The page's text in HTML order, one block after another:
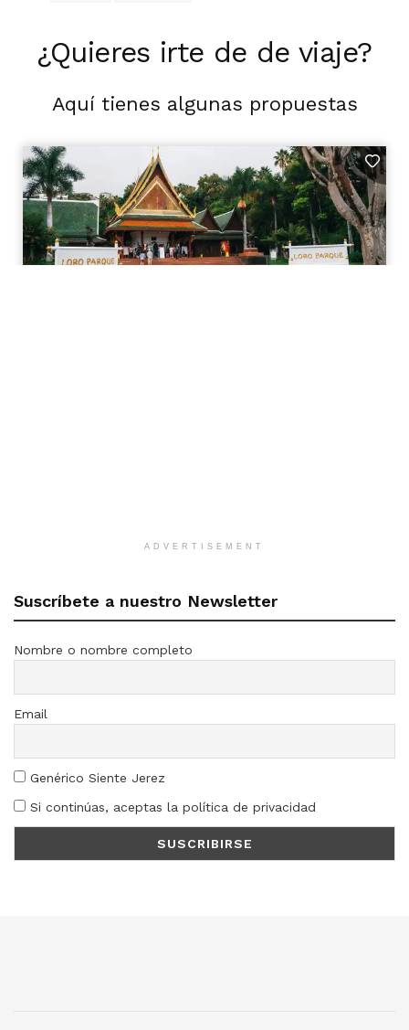
¿Quieres irte de de viaje?
Aquí tienes algunas propuestas
ADVERTISEMENT
Suscríbete a nuestro Newsletter
Nombre o nombre completo
Email
Genérico Siente Jerez
Si continúas, aceptas la política de privacidad